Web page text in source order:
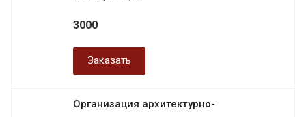
3000
Заказать
Организация архитектурно-